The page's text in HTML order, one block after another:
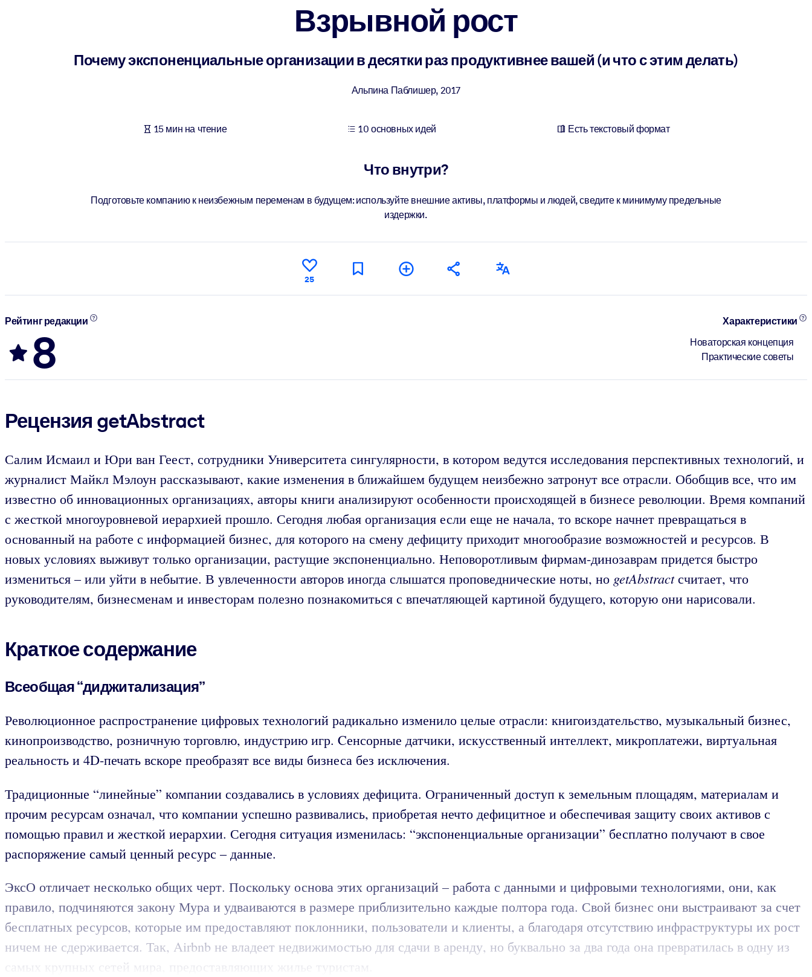
Для корпоративных библиотек
Обогатите корпоративную библиотеку надежными и готовыми к использованию бизнес-знаниями.
Используйте надежные структурированные знания для улучшения результатов ваших ИИ-систем.
Взрывной рост
Почему экспоненциальные организации в десятки раз продуктивнее вашей (и что с этим делать)
Альпина Паблишер, 2017
15 мин на чтение 10 основных идей Есть текстовый формат
Что внутри?
Подготовьте компанию к неизбежным переменам в будущем: используйте внешние активы, платформы и людей, сведите к минимуму предельные
издержки.
25
Рейтинг редакции
8
Характеристики
Новаторская концепция
Практические советы
Рецензия getAbstract
Салим Исмаил и Юри ван Геест, сотрудники Университета сингулярности, в котором ведутся исследования перспективных технологий, и
журналист Майкл Мэлоун рассказывают, какие изменения в ближайшем будущем неизбежно затронут все отрасли. Обобщив все, что им
известно об инновационных организациях, авторы книги анализируют особенности происходящей в бизнесе революции. Время компаний
с жесткой многоуровневой иерархией прошло. Сегодня любая организация если еще не начала, то вскоре начнет превращаться в
основанный на работе с информацией бизнес, для которого на смену дефициту приходит многообразие возможностей и ресурсов. В
новых условиях выживут только организации, растущие экспоненциально. Неповоротливым фирмам-динозаврам придется быстро
измениться – или уйти в небытие. В увлеченности авторов иногда слышатся проповеднические ноты, но getAbstractсчитает, что
руководителям, бизнесменам и инвесторам полезно познакомиться с впечатляющей картиной будущего, которую они нарисовали.
Краткое содержание
Всеобщая “диджитализация”
Революционное распространение цифровых технологий радикально изменило целые отрасли: книгоиздательство, музыкальный бизнес,
кинопроизводство, розничную торговлю, индустрию игр. Cенсорные датчики, искусственный интеллект, микроплатежи, виртуальная
реальность и 4D-печать вскоре преобразят все виды бизнеса без исключения.
Традиционные “линейные” компании создавались в условиях дефицита. Ограниченный доступ к земельным площадям, материалам и
прочим ресурсам означал, что компании успешно развивались, приобретая нечто дефицитное и обеспечивая защиту своих активов с
помощью правил и жесткой иерархии. Сегодня ситуация изменилась: “экспоненциальные организации” бесплатно получают в свое
распоряжение самый ценный ресурс – данные.
ЭксО отличает несколько общих черт. Поскольку основа этих организаций – работа с данными и цифровыми технологиями, они, как
правило, подчиняются закону Мура и удваиваются в размере приблизительно каждые полтора года. Свой бизнес они выстраивают за счет
бесплатных ресурсов, которые им предоставляют поклонники, пользователи и клиенты, а благодаря отсутствию инфраструктуры их рост
ничем не сдерживается. Так, Airbnb не владеет недвижимостью для сдачи в аренду, но буквально за два года она превратилась в одну из
самых крупных сетей мира, предоставляющих жилье туристам.